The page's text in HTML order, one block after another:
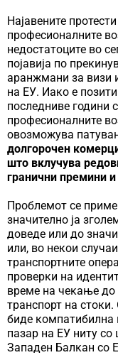
Најавените
професионалните
недостатоците во
појавија по
аранжмани за визи
на ЕУ. Иако е
последниве години
професионалните
овозможува
долгорочен
што вклучува
гранични премини и
Проблемот се
значително ја
доведе или до
или, во некои
транспортните
проверки на
време на чекање до
транспорт на
биде компатибилна
пазар на ЕУ ниту со
Западен Балкан со